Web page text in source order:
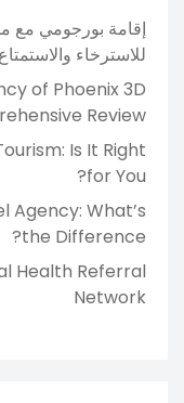
إقامة بورجومي مع
للاسترخاء
of Phoenix 3D
Review
Is It Right
for You?
Agency: What’s
the Difference?
Health Referral
Network